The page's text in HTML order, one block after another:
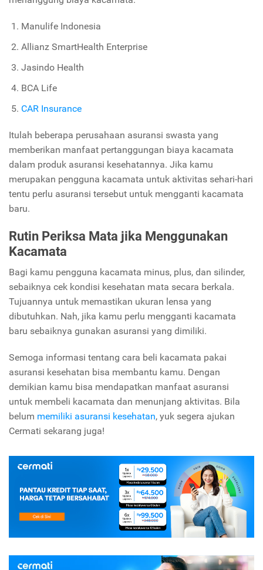
Manulife Indonesia
Allianz SmartHealth Enterprise
Jasindo Health
BCA Life
CAR Insurance
Itulah beberapa perusahaan asuransi swasta yang
memberikan manfaat pertanggungan biaya kacamata
dalam produk asuransi kesehatannya. Jika kamu
merupakan pengguna kacamata untuk aktivitas sehari-hari
tentu perlu asuransi tersebut untuk mengganti kacamata
baru.
Rutin Periksa Mata jika Menggunakan
Kacamata
Bagi kamu pengguna kacamata minus, plus, dan silinder,
sebaiknya cek kondisi kesehatan mata secara berkala.
Tujuannya untuk memastikan ukuran lensa yang
dibutuhkan. Nah, jika kamu perlu mengganti kacamata
baru sebaiknya gunakan asuransi yang dimiliki.
Semoga informasi tentang cara beli kacamata pakai
asuransi kesehatan bisa membantu kamu. Dengan
demikian kamu bisa mendapatkan manfaat asuransi
untuk membeli kacamata dan menunjang aktivitas. Bila
belum memiliki asuransi kesehatan, yuk segera ajukan
Cermati sekarang juga!